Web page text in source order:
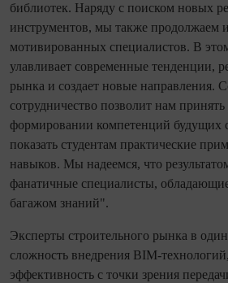
библиотек. Наряду с поиском новых
инструментов, мы также продолжаем
мотивированных специалистов. В
улавливает современные тенденции,
рынка и создает новые направления.
сотрудничество позволит нам принять
формировании компетенций будущих
показать студентам практические
навыков. Мы надеемся, что
фанатичные специалисты,
багажом знаний".
Эксперты строительного рынка в
сложность внедрения BIM-
эффективность с точки зрения